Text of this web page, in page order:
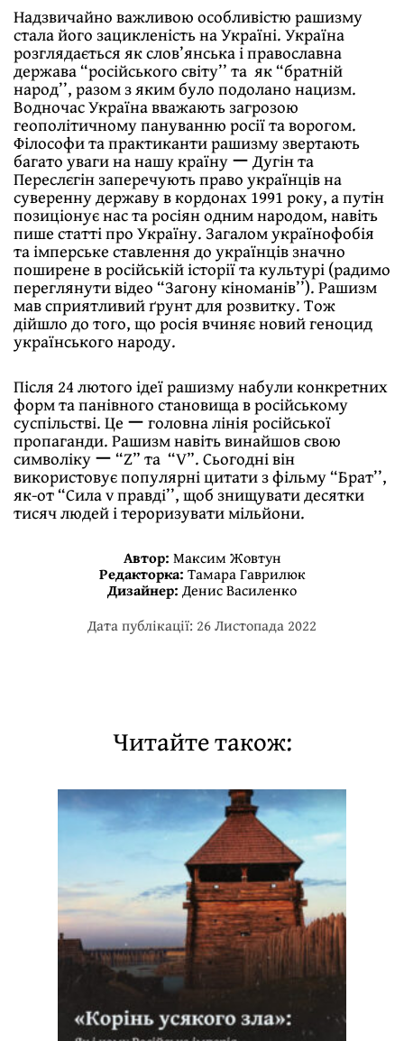
Надзвичайно важливою особливістю рашизму
стала його зацикленість на Україні. Україна
розглядається як слов’янська і православна
держава “російського світу’’ та як “братній
народ’’, разом з яким було подолано нацизм.
Водночас Україна вважають загрозою
геополітичному пануванню росії та ворогом.
Філософи та практиканти рашизму звертають
багато уваги на нашу країну ー Дугін та
Переслєгін заперечують право українців на
суверенну державу в кордонах 1991 року, а путін
позиціонує нас та росіян одним народом, навіть
пише статті про Україну. Загалом українофобія
та імперське ставлення до українців значно
поширене в російській історії та культурі (радимо
переглянути відео “Загону кіноманів’’). Рашизм
мав сприятливий ґрунт для розвитку. Тож
дійшло до того, що росія вчиняє новий геноцид
українського народу.
Після 24 лютого ідеї рашизму набули конкретних
форм та панівного становища в російському
суспільстві. Це ー головна лінія російської
пропаганди. Рашизм навіть винайшов свою
символіку ー “Z” та “V”. Сьогодні він
використовує популярні цитати з фільму “Брат’’,
як-от “Сила v правді’’, щоб знищувати десятки
тисяч людей і тероризувати мільйони.
Автор: Максим Жовтун
Редакторка: Тамара Гаврилюк
Дизайнер: Денис Василенко
Дата публікації: 26 Листопада 2022
Читайте також: